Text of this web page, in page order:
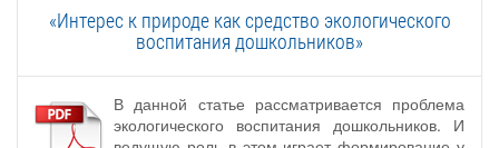
«Интерес к природе как средство экологического
воспитания дошкольников»
В данной статье рассматривается проблема
экологического воспитания дошкольников. И